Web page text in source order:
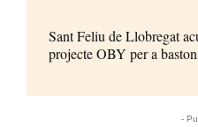
Sant Feliu de Llobregat
projecte OBY per a
-